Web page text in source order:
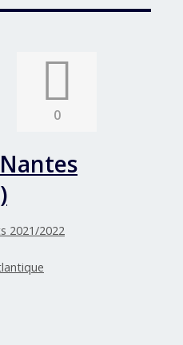
0
2021/2022